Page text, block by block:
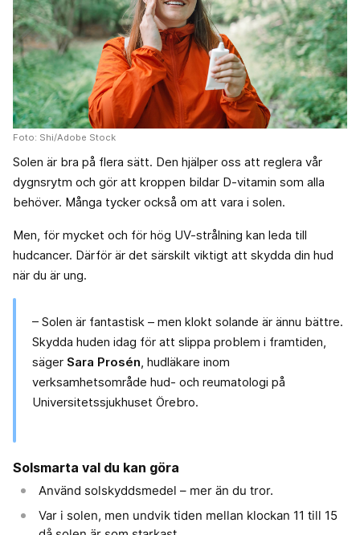
Foto: Shi/Adobe Stock
Solen är bra på flera sätt. Den hjälper oss att reglera vår
dygnsrytm och gör att kroppen bildar D-vitamin som alla
behöver. Många tycker också om att vara i solen.
Men, för mycket och för hög UV-strålning kan leda till
hudcancer. Därför är det särskilt viktigt att skydda din hud
när du är ung.
– Solen är fantastisk – men klokt solande är ännu bättre.
Skydda huden idag för att slippa problem i framtiden,
säger Sara Prosén, hudläkare inom
verksamhetsområde hud- och reumatologi på
Universitetssjukhuset Örebro.
Solsmarta val du kan göra
Använd solskyddsmedel – mer än du tror.
Var i solen, men undvik tiden mellan klockan 11 till 15